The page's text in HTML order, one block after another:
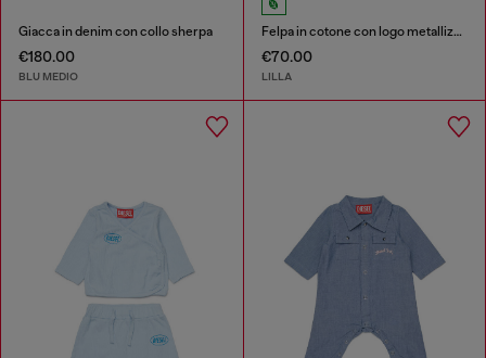
Giacca in denim con collo sherpa
€180.00
BLU MEDIO
Felpa in cotone con logo metallizzato
€70.00
LILLA